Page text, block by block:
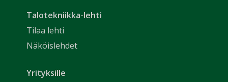
Talotekniikka-lehti
Tilaa lehti
Näköislehdet
Yrityksille